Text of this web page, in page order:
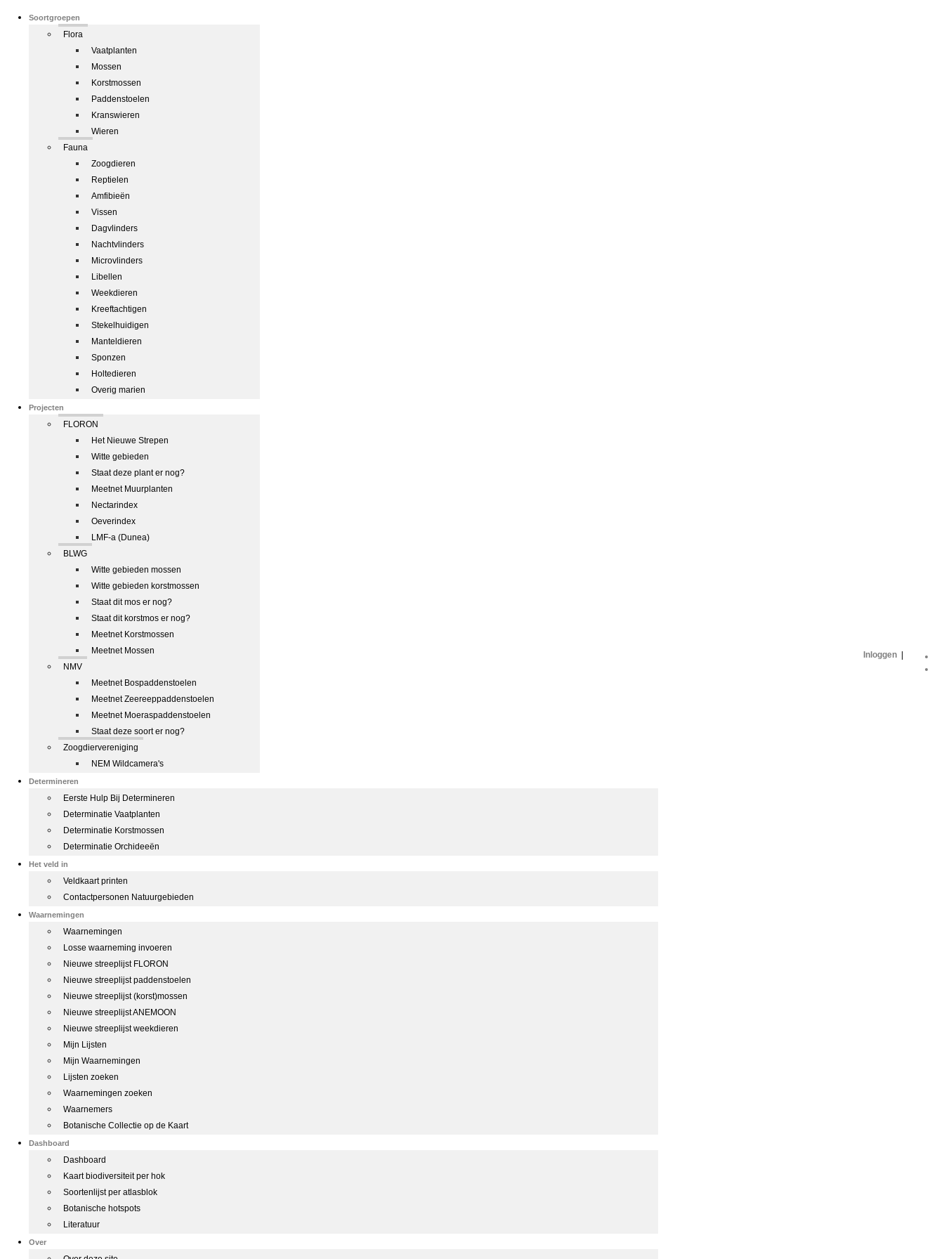
Soortgroepen
Flora
Vaatplanten
Mossen
Korstmossen
Paddenstoelen
Kranswieren
Wieren
Fauna
Zoogdieren
Reptielen
Amfibieën
Vissen
Dagvlinders
Nachtvlinders
Microvlinders
Libellen
Weekdieren
Kreeftachtigen
Stekelhuidigen
Manteldieren
Sponzen
Holtedieren
Overig marien
Projecten
FLORON
Het Nieuwe Strepen
Witte gebieden
Staat deze plant er nog?
Meetnet Muurplanten
Nectarindex
Oeverindex
LMF-a (Dunea)
BLWG
Witte gebieden mossen
Witte gebieden korstmossen
Staat dit mos er nog?
Staat dit korstmos er nog?
Meetnet Korstmossen
Meetnet Mossen
NMV
Meetnet Bospaddenstoelen
Meetnet Zeereeppaddenstoelen
Meetnet Moeraspaddenstoelen
Staat deze soort er nog?
Zoogdiervereniging
NEM Wildcamera's
Determineren
Eerste Hulp Bij Determineren
Determinatie Vaatplanten
Determinatie Korstmossen
Determinatie Orchideeën
Het veld in
Veldkaart printen
Contactpersonen Natuurgebieden
Waarnemingen
Waarnemingen
Losse waarneming invoeren
Nieuwe streeplijst FLORON
Nieuwe streeplijst paddenstoelen
Nieuwe streeplijst (korst)mossen
Nieuwe streeplijst ANEMOON
Nieuwe streeplijst weekdieren
Mijn Lijsten
Mijn Waarnemingen
Lijsten zoeken
Waarnemingen zoeken
Waarnemers
Botanische Collectie op de Kaart
Dashboard
Dashboard
Kaart biodiversiteit per hok
Soortenlijst per atlasblok
Botanische hotspots
Literatuur
Over
Inloggen